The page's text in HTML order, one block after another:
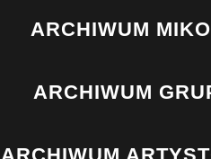
ARCHIWUM
ARCHIWUM